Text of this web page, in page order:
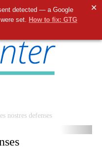
detected — a Google
set. How to fix: GTG
✕
nostres defenses